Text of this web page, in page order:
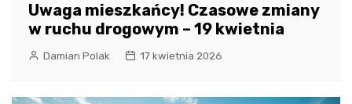
Uwaga mieszkańcy! Czasowe zmiany
w ruchu drogowym – 19 kwietnia
Damian Polak 17 kwietnia 2026